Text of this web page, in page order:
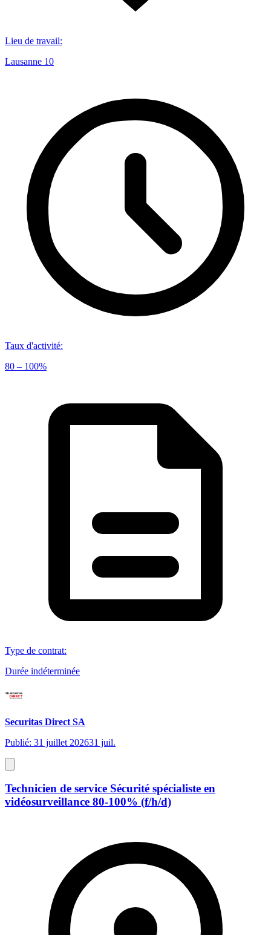
Lieu de travail:
Lausanne 10
Taux d'activité:
80 – 100%
Type de contrat:
Durée indéterminée
Securitas Direct SA
Publié: 31 juillet 202631 juil.
Technicien de service Sécurité spécialiste en
vidéosurveillance 80-100% (f/h/d)